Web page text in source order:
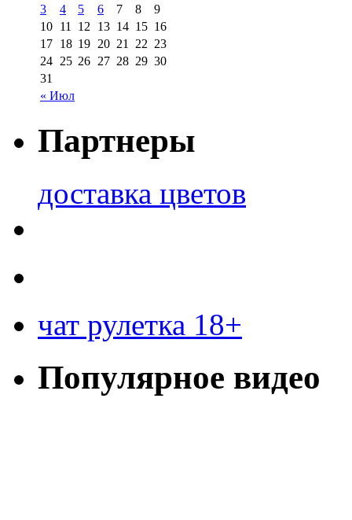
« Июл
3
4 5 6 7 8
9
10 11 12 13 14 15 16
17 18 19 20 21 22 23
24 25 26 27 28 29 30
31
Партнеры
доставка цветов
чат рулетка 18+
Популярное видео